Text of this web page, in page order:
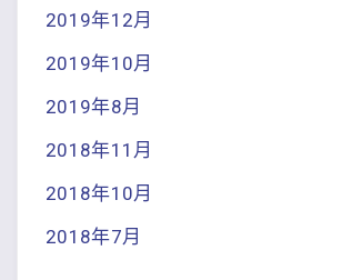
2019年12月
2019年10月
2019年8月
2018年11月
2018年10月
2018年7月